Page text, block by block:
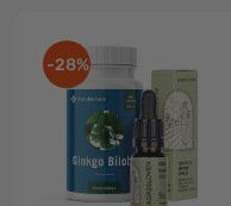
-28%